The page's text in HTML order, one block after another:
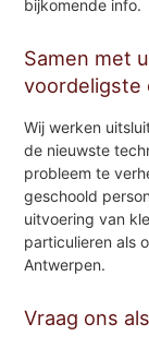
bijkomende info.
Samen met
voordeligste
Wij werken
de nieuwste
probleem te
geschoold
uitvoering van
particulieren als
Antwerpen.
Vraag ons